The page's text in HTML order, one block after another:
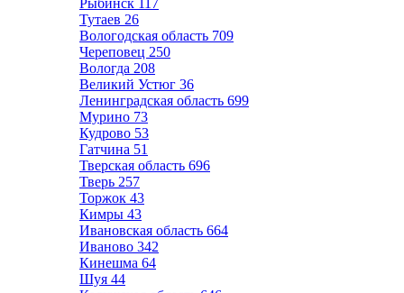
Рыбинск 117
Тутаев 26
Вологодская область 709
Череповец 250
Вологда 208
Великий Устюг 36
Ленинградская область 699
Мурино 73
Кудрово 53
Гатчина 51
Тверская область 696
Тверь 257
Торжок 43
Кимры 43
Ивановская область 664
Иваново 342
Кинешма 64
Шуя 44